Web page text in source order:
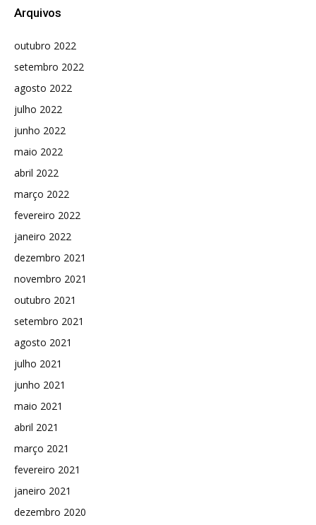
Arquivos
outubro 2022
setembro 2022
agosto 2022
julho 2022
junho 2022
maio 2022
abril 2022
março 2022
fevereiro 2022
janeiro 2022
dezembro 2021
novembro 2021
outubro 2021
setembro 2021
agosto 2021
julho 2021
junho 2021
maio 2021
abril 2021
março 2021
fevereiro 2021
janeiro 2021
dezembro 2020